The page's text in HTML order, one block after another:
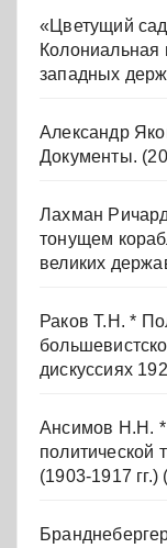
«Цветущий
Колониальная
западных
Александр
Документы.
Лахман
тонущем
великих
Раков Т.Н. *
дискуссиях
Ансимов Н.Н. *
политической
(1903-1917 гг.)